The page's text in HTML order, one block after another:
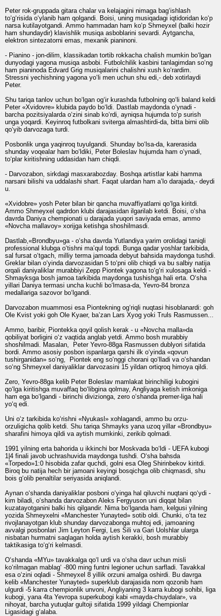
Peter rok-gruppada gitara chalar va kelajagini nimaga bag‘ishlash
to‘g‘risida o‘ylanib ham qolgandi. Boisi, uning musiqadagi iqtidoridan ko‘p
narsa kutilayotgandi. Ammo hammadan ham ko‘p Shmeyxel (balki hozir
ham shundaydir) klavishlik musiqa asboblarini sevardi. Aytgancha,
elektron sintezatorni emas, mexanik pianinoni.
- Pianino - jon-dilim, klassikadan tortib rokkacha chalish mumkin bo‘lgan
dunyodagi yagona musiqa asbobi. Futbolchilik kasbini tanlagimdan so‘ng
ham pianinoda Edvard Grig musiqalarini chalishni xush ko‘rardim.
Stressni yechishning yagona yo‘li men uchun shu edi,- deb xotirlaydi
Peter.
Shu tariqa tanlov uchun bo‘lgan og‘ir kurashda futbolning qo‘li baland keldi
Peter «Xvidovre» klubida paydo bo‘ldi. Dastlab maydonda o‘ynadi -
barcha pozitsiyalarda o‘zini sinab ko‘rdi, ayniqsa hujumda to‘p surish
unga yoqardi. Keyinroq futbolkani sviterga almashtirdi-da, bitta birni olib
qo‘yib darvozaga turdi.
Posbonlik unga yaqinroq tuyulgandi. Shunday bo‘lsa-da, karerasida
shunday voqealar ham bo‘ldiki, Peter Boleslav hujumda ham o‘ynadi,
to‘plar kiritishning uddasidan ham chiqdi.
- Darvozabon, sirkdagi masxarabozday. Boshqa artist­lar kabi hamma
narsani bilishi va uddalashi shart. Faqat ulardan ham a’lo darajada,- deydi
u.
«Xvidobre» yosh Peter bilan bir qancha muvaffiyatlarni qo‘lga kiritdi.
Ammo Shmeyxel qadrdon klubi darajasidan ilgarilab ketdi. Boisi, o‘sha
davrda Daniya chempionati u darajada yuqori saviyada emas, ammo
«Novcha mallavoy» xorijga ketishga shoshilmasdi.
Dastlab,«Brondbyu»ga - o‘sha davrda Yutlandiya yarim orolidagi taniqli
professional klubga o‘tishni ma’qul topdi. Bunga qadar yoshlar tarkibida,
sal fursat o‘tgach, milliy terma jamoada debyut bahsida maydonga tushdi.
Greklar bilan o‘yinda darvozasidan 5 to‘pni olib chiqdi va bu salbiy natija
orqali daniyaliklar murabbiyi Zepp Piontek yagona to‘g‘ri xulosaga keldi -
Shmayksga bosh jamoa tarkibida maydonga tushishga hali erta. O‘sha
yillari Daniya termasi uncha kuchli bo‘lmasa-da, Yevro-84 bronza
medallariga sazovor bo‘lgandi.
Darvozabon muammosi esa Piontekning og‘riqli nuqtasi hisoblanardi: goh
Ole Kvist yoki goh Ole Kyaer, ba’zan Lars Xyog yoki Truls Rasmussen...
Ammo, baribir, Piontekka qoyil qolish kerak - u «Novcha malla»da
qobiliyat borligini o‘z vaqtida anglab yetdi. Ammo bosh murabbiy
shoshilmadi. Masalan, Peter Yevro-88ga Rasmussen dublyori sifatida
bordi. Ammo asosiy posbon ispanlarga qarshi ilk o‘yinda «qovun
tushirganidan» so‘ng, Piontek eng so‘nggi chorani qo‘lladi va o‘shandan
so‘ng Shmeyxel daniyaliklar darvozasini 15 yildan ortiqroq himoya qildi.
Zero, Yevro-88ga kelib Peter Boleslav mamlakat birinchiligi kubogini
qo‘lga kiritishga muvaffaq bo‘libgina qolmay, Angliyaga ketish imkoniga
ham ega bo‘lgandi - birinchi divizionga, zero o‘shanda premer-liga hali
yo‘q edi.
Uni o‘z tarkibida ko‘rishni «Nyukasl» xohlagandi, ammo bu orzu-
orzuligicha qolib ketdi. Shu tariqa Shmayks yana uzoq yillar «Brondbyu»
sharafini himoya qildi va aytish mumkinki, zerikib qolmadi.
1991 yilning erta bahorida u ikkinchi bor Moskvada bo‘ldi - UEFA kubogi
1|4 finali javob uchrashuvida maydonga tushdi. O‘sha bahsda
«Torpedo»1:0 hisobida zafar quchdi, golni esa Oleg Shirinbekov kiritdi.
Biroq bu natija hech bir jamoani keyingi bosqichga olib chiqmasdi, shu
bois g‘olib penaltilar seriyasida aniqlandi.
Aynan o‘shanda daniyaliklar posboni o‘yinga hal qiluvchi nuqtani qo‘ydi -
kim biladi, o‘shanda darvozabon Aleks Fergyuson uni diqqat bilan
kuzatayotganini balki his qilgandir. Nima bo‘lganda ham, kelgusi yilning
yozida Shmeyxelni «Manchester Yunayted» sotib oldi. Chunki, o‘ta tez
rivojlanayotgan klub shunday darvozabonga muhtoj edi, jamoaning
avvalgi posbonlari Jim Leyton Fergi, Les Sili va Gari Uolshlar ularga
nisbatan hurmatni saqlagan holda aytish kerakki, bosh murabbiy
taktikasiga to‘g‘ri kelmasdi.
O‘shanda «MYu» tavakkalga qo‘l urdi va o‘sha davr uchun misli
ko‘rilmagan mablag‘ -800 ming funtni legioner uchun sarfladi. Tavakkal
esa o‘zini oqladi - Shmeyxel 8 yillik orzuni amalga oshirdi. Bu davrga
kelib «Manchester Yunayted» superklub darajasida nom qozonib ham
ulgurdi -5 karra chempionlik unvoni, Angliyaning 3 karra kubogi sohibi, liga
kubogi, yana 4ta Yevropa superkubogi kabi «mayda-chuydalar», va
nihoyat, barcha yutuqlar gultoji sifatida 1999 yildagi Chempionlar
Ligasidagi g‘alaba.